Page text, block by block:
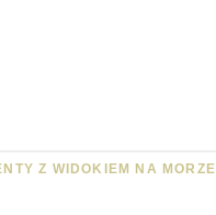
Z WIDOKIEM NA MORZE